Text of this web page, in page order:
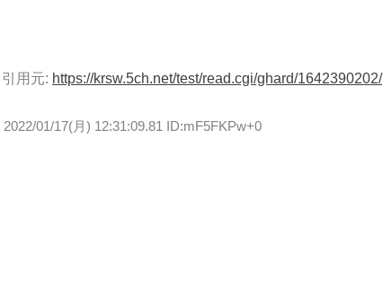
引用元: https://krsw.5ch.net/test/read.cgi/ghard/1642390202/
2022/01/17(月) 12:31:09.81 ID:mF5FKPw+0